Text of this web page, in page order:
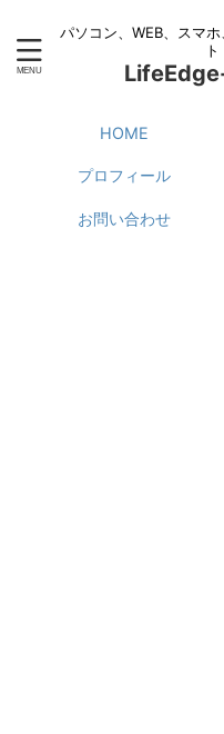
パソコン、WEB、スマ
HOME
プロフィール
お問い合わせ